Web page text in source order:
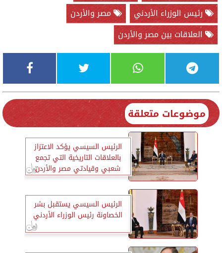
رئيس الوزراء الأردني
مصر والأردن
العلاقات بين مصر والأردن
موضوعات متعلقة
الرئيس السيسي يؤكد الاعتزاز
بالعلاقات التاريخية التي تجمع
شعبي وقيادتي مصر والأردن
الرئيس السيسي يستقبل بشر
الخصاونة رئيس الوزراء الأردني